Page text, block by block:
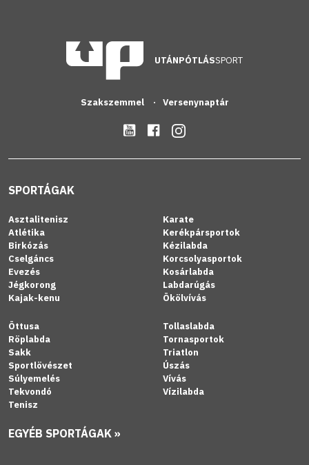
UTÁNPÓTLÁSSPORT
Szakszemmel Versenynaptár
SPORTÁGAK
Asztalitenisz
Atlétika
Birkózás
Cselgáncs
Evezés
Jégkorong
Kajak-kenu
Karate
Kerékpársportok
Kézilabda
Korcsolyasportok
Kosárlabda
Labdarúgás
Ökölvívás
Öttusa
Röplabda
Sakk
Sportlövészet
Súlyemelés
Tekvondó
Tenisz
Tollaslabda
Tornasportok
Triatlon
Úszás
Vívás
Vízilabda
EGYÉB SPORTÁGAK »